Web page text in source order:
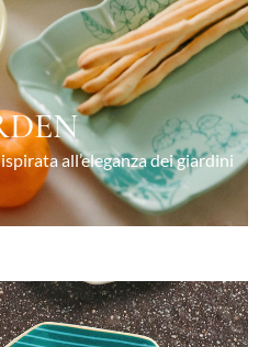
all’eleganza dei giardini